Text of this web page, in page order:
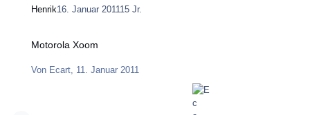
Henrik16. Januar 201115 Jr.
Motorola Xoom
Von Ecart, 11. Januar 2011